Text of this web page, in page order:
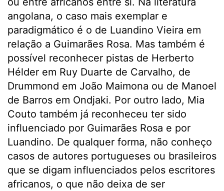
angolana, o caso mais exemplar e
paradigmático é o de Luandino Vieira em
relação a Guimarães Rosa. Mas também é
possível reconhecer pistas de Herberto
Hélder em Ruy Duarte de Carvalho, de
Drummond em João Maimona ou de Manoel
de Barros em Ondjaki. Por outro lado, Mia
Couto também já reconheceu ter sido
influenciado por Guimarães Rosa e por
Luandino. De qualquer forma, não conheço
casos de autores portugueses ou brasileiros
que se digam influenciados pelos escritores
africanos, o que não deixa de ser